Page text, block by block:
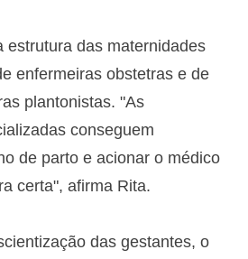
estrutura das maternidades
enfermeiras obstetras e de
plantonistas. "As
conseguem
de parto e acionar o médico
certa", afirma Rita.
das gestantes, o